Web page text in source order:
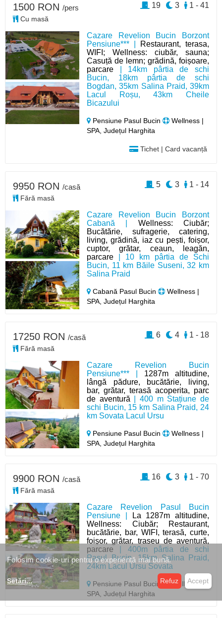
Cazare Revelion Bucin Borzont
Pensiune*** |
Restaurant, terasa,
WIFI; Wellness: ciubăr, sauna;
Casuță de lemn; grădină, foișoare,
parcare | 14km pârtia de schi
Bucin, 18km pârtia de schi
Bogdan, 35km Salina Praid, 39km
Lacul Roșu, 43km Cheile
Bicazului
Pensiune Pasul Bucin
Wellness |
SPA, Județul Harghita
Tichet | Card vacanță
1500 RON /pers
Cu masă
1 - 41
3
19
Cazare Revelion Bucin Borzont
Cabană | Wellness: Ciubăr;
Bucătărie, sufragerie, catering,
living, grădină, iaz cu pești, foișor,
cuptor, grătar, ceaun, leagăn,
parcare | 10 km pârtia de Schi
Bucin, 11 km Băile Suseni, 32 km
Salina Praid
Cabană Pasul Bucin
Wellness |
SPA, Județul Harghita
9950 RON /casă
Fără masă
1 - 14
3
5
Cazare Revelion Bucin
Pensiune*** | 1287m altitudine,
lângă pădure, bucătărie, living,
bar, grătar, terasă acoperita, parc
de aventură | 400 m Stațiune de
schi Bucin, 15 km Salina Praid, 24
km Sovata Lacul Ursu
Pensiune Pasul Bucin
Wellness |
SPA, Județul Harghita
17250 RON /casă
Fără masă
1 - 18
4
6
Cazare Revelion Pasul Bucin
Pensiune |
La 1287m altitudine,
Wellness: Ciubăr; Restaurant,
bucătărie, bar, WIFI, terasă, curte,
foișor, grătar, traseu de aventură,
parcare | 400m pârtia de schi
Pasul Bucin, 15km Salina Praid,
24km Lacul Ursu Sovata
Pensiune Pasul Bucin
Wellness |
SPA, Județul Harghita
9900 RON /casă
Fără masă
1 - 70
3
16
Folosim cookie-uri pentru o experiență mai bună.
Setări... Refuz Accept